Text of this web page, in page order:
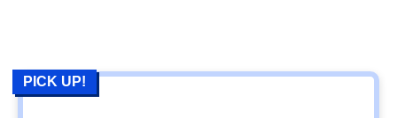
PICK UP!